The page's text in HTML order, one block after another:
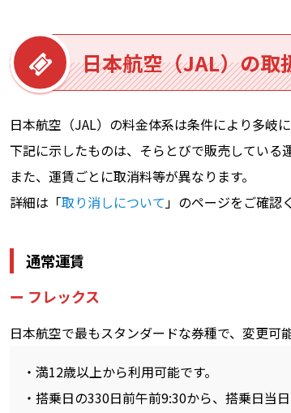
日本航空（JAL）の取
日本航空（JAL）の料金体系は条件により多岐に
下記に示したものは、そらとびで販売している
また、運賃ごとに取消料等が異なります。
詳細は「取り消しについて」のページをご確認
通常運賃
フレックス
日本航空で最もスタンダードな券種で、変更可
満12歳以上から利用可能です。
搭乗日の330日前午前9:30から、搭乗日当日